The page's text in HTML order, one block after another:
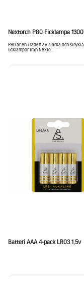
Nextorch P80 Ficklampa
P80 är en i raden av starka och
ficklampor från Nexto...
Batteri AAA 4-pack LR03 1,5v